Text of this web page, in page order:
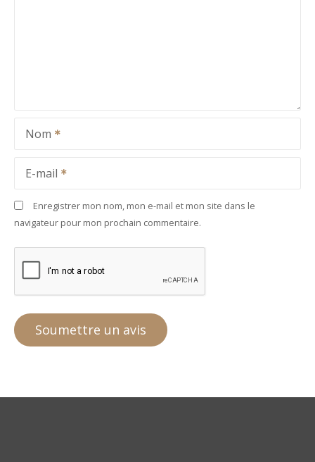
Nom
E-mail
Enregistrer mon nom, mon e-mail et mon site dans le
navigateur pour mon prochain commentaire.